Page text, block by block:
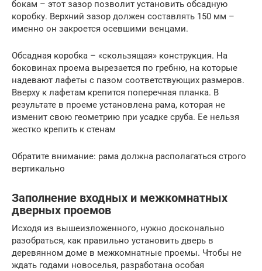
бокам – этот зазор позволит установить обсадную
коробку. Верхний зазор должен составлять 150 мм –
именно он закроется осевшими венцами.
Обсадная коробка – «скользящая» конструкция. На
боковинах проема вырезается по гребню, на которые
надевают лафеты с пазом соответствующих размеров.
Вверху к лафетам крепится поперечная планка. В
результате в проеме установлена рама, которая не
изменит свою геометрию при усадке сруба. Ее нельзя
жестко крепить к стенам
Обратите внимание: рама должна располагаться строго
вертикально
Заполнение входных и межкомнатных
дверных проемов
Исходя из вышеизложенного, нужно досконально
разобраться, как правильно установить дверь в
деревянном доме в межкомнатные проемы. Чтобы не
ждать годами новоселья, разработана особая